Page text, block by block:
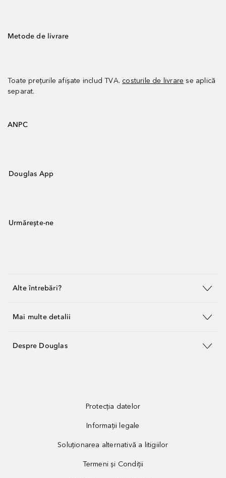
Metode de livrare
Toate prețurile afișate includ TVA. costurile de livrare se aplică
separat.
ANPC
Douglas App
Urmărește-ne
Alte întrebări?
Mai multe detalii
Despre Douglas
Protecția datelor
Informații legale
Soluționarea alternativă a litigiilor
Termeni și Condiții